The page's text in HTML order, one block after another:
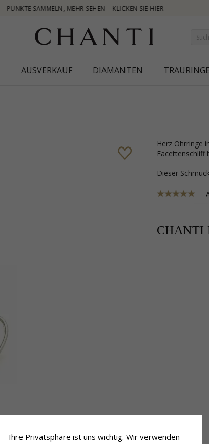
AUSVERKAUF DIAMANTEN
Herz Ohrringe in rhodiniertem Silber mit polierter Oberfläche und 2
Facettenschliff
Dieser
CHANTI
Ihre Privatsphäre ist uns wichtig. Wir verwenden